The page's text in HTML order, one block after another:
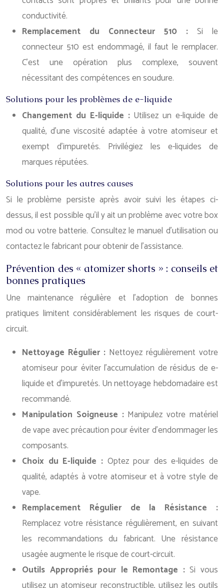
conductivité.
Remplacement du Connecteur 510 : Si le
connecteur 510 est endommagé, il faut le remplacer.
C’est une opération plus complexe, souvent
nécessitant des compétences en soudure.
Solutions pour les problèmes de e-liquide
Changement du E-liquide : Utilisez un e-liquide de
qualité, d’une viscosité adaptée à votre atomiseur et
exempt d’impuretés. Privilégiez les e-liquides de
marques réputées.
Solutions pour les autres causes
Si le problème persiste après avoir suivi les étapes ci-
dessus, il est possible qu’il y ait un problème avec votre box
mod ou votre batterie. Consultez le manuel d’utilisation ou
contactez le fabricant pour obtenir de l’assistance.
Prévention des « atomizer shorts » : conseils et
bonnes pratiques
Une maintenance régulière et l’adoption de bonnes
pratiques limitent considérablement les risques de court-
circuit.
Nettoyage Régulier : Nettoyez régulièrement votre
atomiseur pour éviter l’accumulation de résidus de e-
liquide et d’impuretés. Un nettoyage hebdomadaire est
recommandé.
Manipulation Soigneuse : Manipulez votre matériel
de vape avec précaution pour éviter d’endommager les
composants.
Choix du E-liquide : Optez pour des e-liquides de
qualité, adaptés à votre atomiseur et à votre style de
vape.
Remplacement Régulier de la Résistance :
Remplacez votre résistance régulièrement, en suivant
les recommandations du fabricant. Une résistance
usagée augmente le risque de court-circuit.
Outils Appropriés pour le Remontage :Si vous